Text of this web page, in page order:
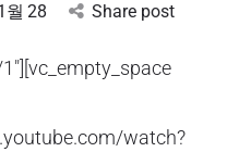
월 28 Share post
watch?